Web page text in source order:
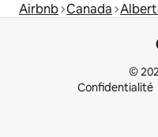
Airbnb Canada
©
Confidentialité